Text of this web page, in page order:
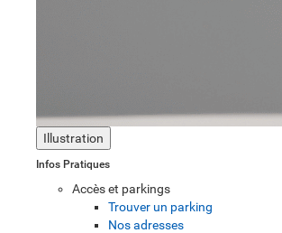
Illustration
Infos Pratiques
Accès et parkings
Trouver un parking
Nos adresses